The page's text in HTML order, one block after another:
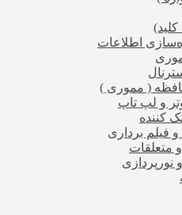
اطلاعات
( مموری )
و لپ تاپ
کننده
فیلم برداری
متعلقات
نورپردازی